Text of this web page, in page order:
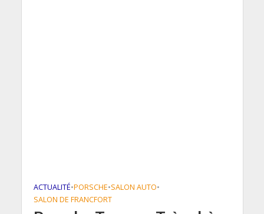
ACTUALITÉ•PORSCHE•SALON AUTO•
SALON DE FRANCFORT